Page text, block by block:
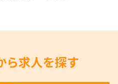
ら求人を探す